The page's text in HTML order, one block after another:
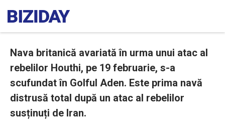
Nava britanică avariată în urma unui atac al
rebelilor Houthi, pe 19 februarie, s-a
scufundat în Golful Aden. Este prima navă
distrusă total după un atac al rebelilor
susținuți de Iran.